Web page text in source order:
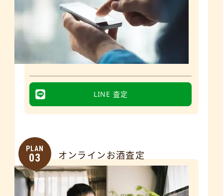
LINE 査定
PLAN
03 オンラインお酒査定